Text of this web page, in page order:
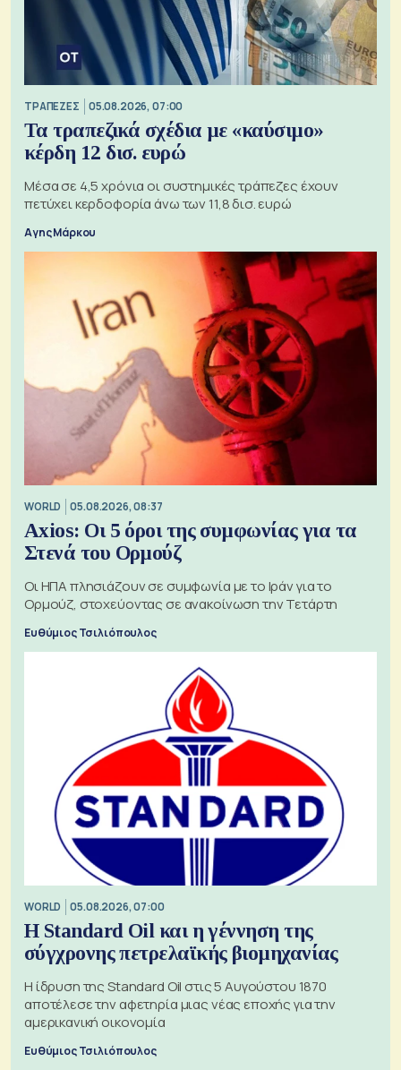
ΤΡΑΠΕΖΕΣ 05.08.2026, 07:00
Τα τραπεζικά σχέδια με «καύσιμο»
κέρδη 12 δισ. ευρώ
Μέσα σε 4,5 χρόνια οι συστημικές τράπεζες έχουν
πετύχει κερδοφορία άνω των 11,8 δισ. ευρώ
Αγης Μάρκου
WORLD 05.08.2026, 08:37
Axios: Οι 5 όροι της συμφωνίας για τα
Στενά του Ορμούζ
Οι ΗΠΑ πλησιάζουν σε συμφωνία με το Ιράν για το
Ορμούζ, στοχεύοντας σε ανακοίνωση την Τετάρτη
Ευθύμιος Τσιλιόπουλος
WORLD 05.08.2026, 07:00
Η Standard Oil και η γέννηση της
σύγχρονης πετρελαϊκής βιομηχανίας
Η ίδρυση της Standard Oil στις 5 Αυγούστου 1870
αποτέλεσε την αφετηρία μιας νέας εποχής για την
αμερικανική οικονομία
Ευθύμιος Τσιλιόπουλος